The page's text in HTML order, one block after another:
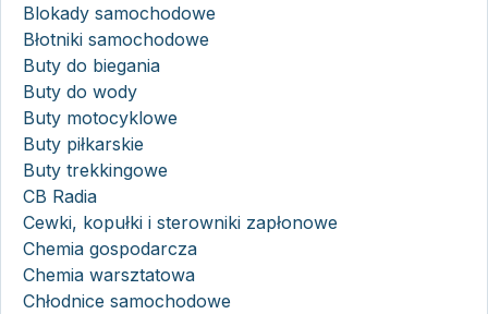
Blokady samochodowe
Błotniki samochodowe
Buty do biegania
Buty do wody
Buty motocyklowe
Buty piłkarskie
Buty trekkingowe
CB Radia
Cewki, kopułki i sterowniki zapłonowe
Chemia gospodarcza
Chemia warsztatowa
Chłodnice samochodowe